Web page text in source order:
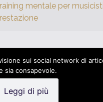
mentale per
|Privacy policy
sui social network di
sia consapevole.
Leggi di più